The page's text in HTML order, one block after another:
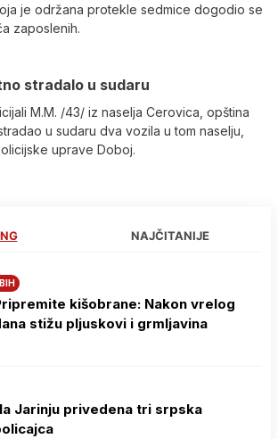
je održana protekle sedmice dogodio se
zaposlenih.
stradalo u sudaru
M.M. /43/ iz naselja Cerovica, opština
u sudaru dva vozila u tom naselju,
uprave Doboj.
NAJČITANIJE
kišobrane: Nakon vrelog
stižu pljuskovi i grmljavina
Јarinju privedena tri srpska